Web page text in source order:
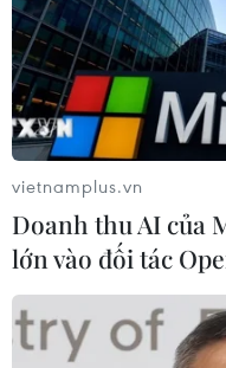
Hãng Walt Disney
lệ với TikTok
05/08/2026 13:31
vietnamplus.vn
Doanh thu AI của
lớn vào đối tác